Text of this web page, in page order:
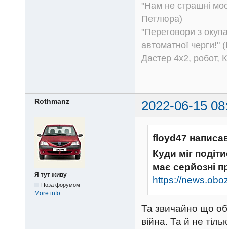
"Нам не страшні
Петлюра)
"Переговори з
автоматної черги!"
Дастер 4х2, робот,
Rothmanz 2022-06-15
Я тут живу
Поза форумом
More info
floyd47
Куди міг
має серйозні
https://
Та звичайно що
війна. Та й не